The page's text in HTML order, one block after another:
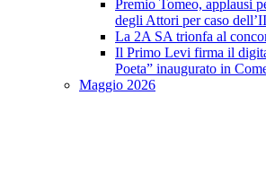
Premio Tomeo, applausi
degli Attori per caso
La 2A SA trionfa al
Il Primo Levi firma il
Poeta” inaugurato in
Maggio 2026